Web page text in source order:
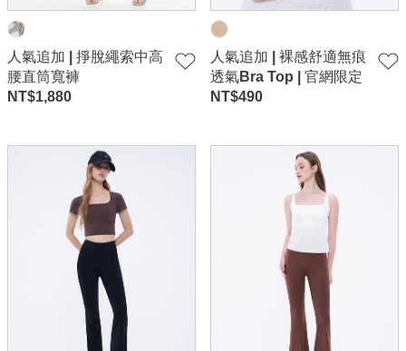
人氣追加 | 掙脫繩索中高
腰直筒寬褲
NT$1,880
人氣追加 | 裸感舒適無痕
透氣Bra Top | 官網限定
NT$490